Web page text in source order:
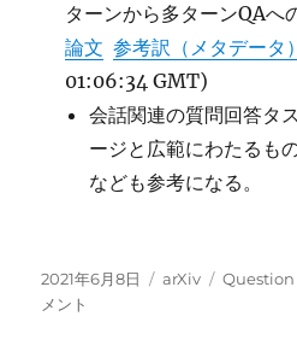
ターンから多ターンQAへ
論文 参考訳（メタデータ）
01:06:34 GMT)
会話関連の質問回答タ
ージと広範にわたるも
なども参考になる。
投
稿
2021年6月8日
カ
arXiv
タ
メント